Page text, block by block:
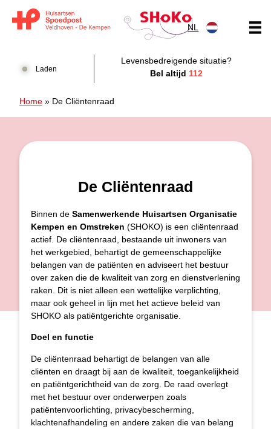
NL
Laden
Levensbedreigende situatie?
Bel altijd 112
Home » De Cliëntenraad
De Cliëntenraad
Binnen de Samenwerkende Huisartsen Organisatie
Kempen en Omstreken (SHOKO) is een cliëntenraad
actief. De cliëntenraad, bestaande uit inwoners van
het werkgebied, behartigt de gemeenschappelijke
belangen van de patiënten en adviseert het bestuur
over zaken die de kwaliteit van zorg en dienstverlening
raken. Dit is niet alleen een wettelijke verplichting,
maar ook geheel in lijn met het actieve beleid van
SHOKO als patiëntgerichte organisatie.
Doel en functie
De cliëntenraad behartigt de belangen van alle
cliënten en draagt bij aan de kwaliteit, toegankelijkheid
en patiëntgerichtheid van de zorg. De raad overlegt
met het bestuur over onderwerpen zoals
patiëntenvoorlichting, privacybescherming,
klachtenafhandeling en andere zaken die van belang